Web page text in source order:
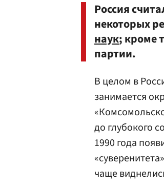
Россия
некоторых
наук; кроме
партии.
В целом в
занимается
до глубокого
1990 года
чаще